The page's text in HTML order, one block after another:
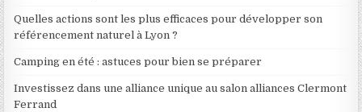
Quelles actions sont les plus efficaces pour développer son
référencement naturel à Lyon ?
Camping en été : astuces pour bien se préparer
Investissez dans une alliance unique au salon alliances Clermont
Ferrand